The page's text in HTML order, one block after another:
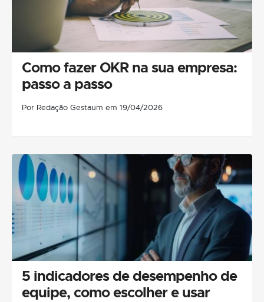
Como fazer OKR na sua empresa:
passo a passo
Por Redação Gestaum em 19/04/2026
5 indicadores de desempenho de
equipe, como escolher e usar